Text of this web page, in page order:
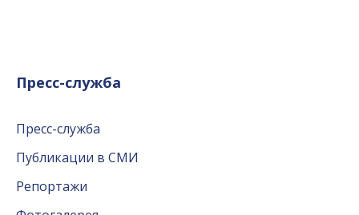
Пресс-служба
Пресс-служба
Публикации в СМИ
Репортажи